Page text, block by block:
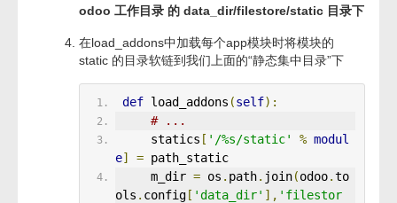
odoo 工作目录 的 data_dir/filestore/static 目录下
在load_addons中加载每个app模块时将模块的
static 的目录软链到我们上面的“静态集中目录”下
def load_addons (self):
# ...
     statics
[ '/%s/static' % modul
e] = path_static
     m_dir
= os . path. join(odoo.to
ols . config[ 'data_dir' ], 'filestor